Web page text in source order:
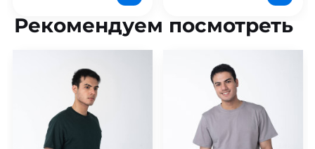
Рекомендуем посмотреть